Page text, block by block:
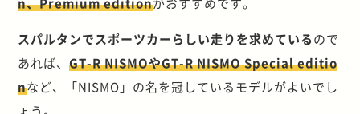
スパルタンでスポーツカーらしい走りを求めているので
あれば、GT-R NISMOやGT-R NISMO Special editio
nなど、「NISMO」の名を冠しているモデルがよいでし
ょう。